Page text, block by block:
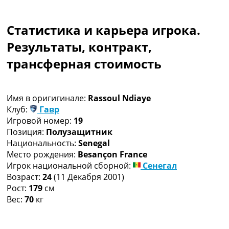
Чемпионат Мира
Украина. Премьер-Лига
Украина. Первая Лига
Лига Чемпионов
Другие Турниры >>>
Таблицы
Таблицы групп Чемпионата Мира
Украина. Премьер-Лига
Украина. Первая Лига
Лига Чемпионов. Таблицы групп
Англия. Премьер-Лига
Испания. Ла Лига
Все таблицы >>>
Рейтинги
Статистика и карьера игрока.
Результаты, контракт,
трансферная стоимость
Имя в оригигинале: Rassoul Ndiaye
Клуб:
Гавр
Игровой номер: 19
Позиция: Полузащитник
Национальность: Senegal
Место рождения: Besançon France
Игрок национальной сборной:
Сенегал
Возраст: 24(11 Декабря 2001)
Рост: 179 см
Вес: 70 кг